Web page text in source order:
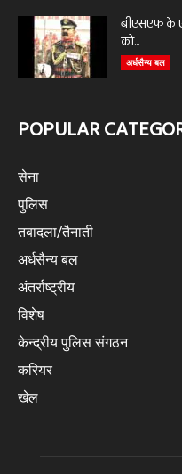
बीएसएफ के
को...
अर्धसैन्य बल
POPULAR
सेना
पुलिस
तबादला/तैनाती
अर्धसैन्य बल
अंतर्राष्ट्रीय
विशेष
केन्द्रीय पुलिस संगठन
करियर
खेल